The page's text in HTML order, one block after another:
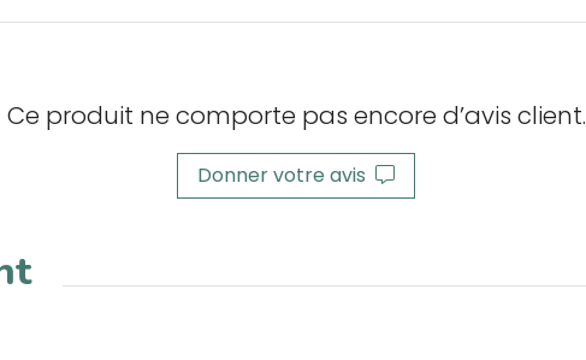
Ce produit ne comporte pas encore d’avis client.
Donner votre avis